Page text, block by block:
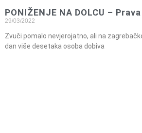
PONIŽENJE NA DOLCU –
29/03/2022
Zvuči pomalo nevjerojatno, ali na
dan više desetaka osoba dobiva